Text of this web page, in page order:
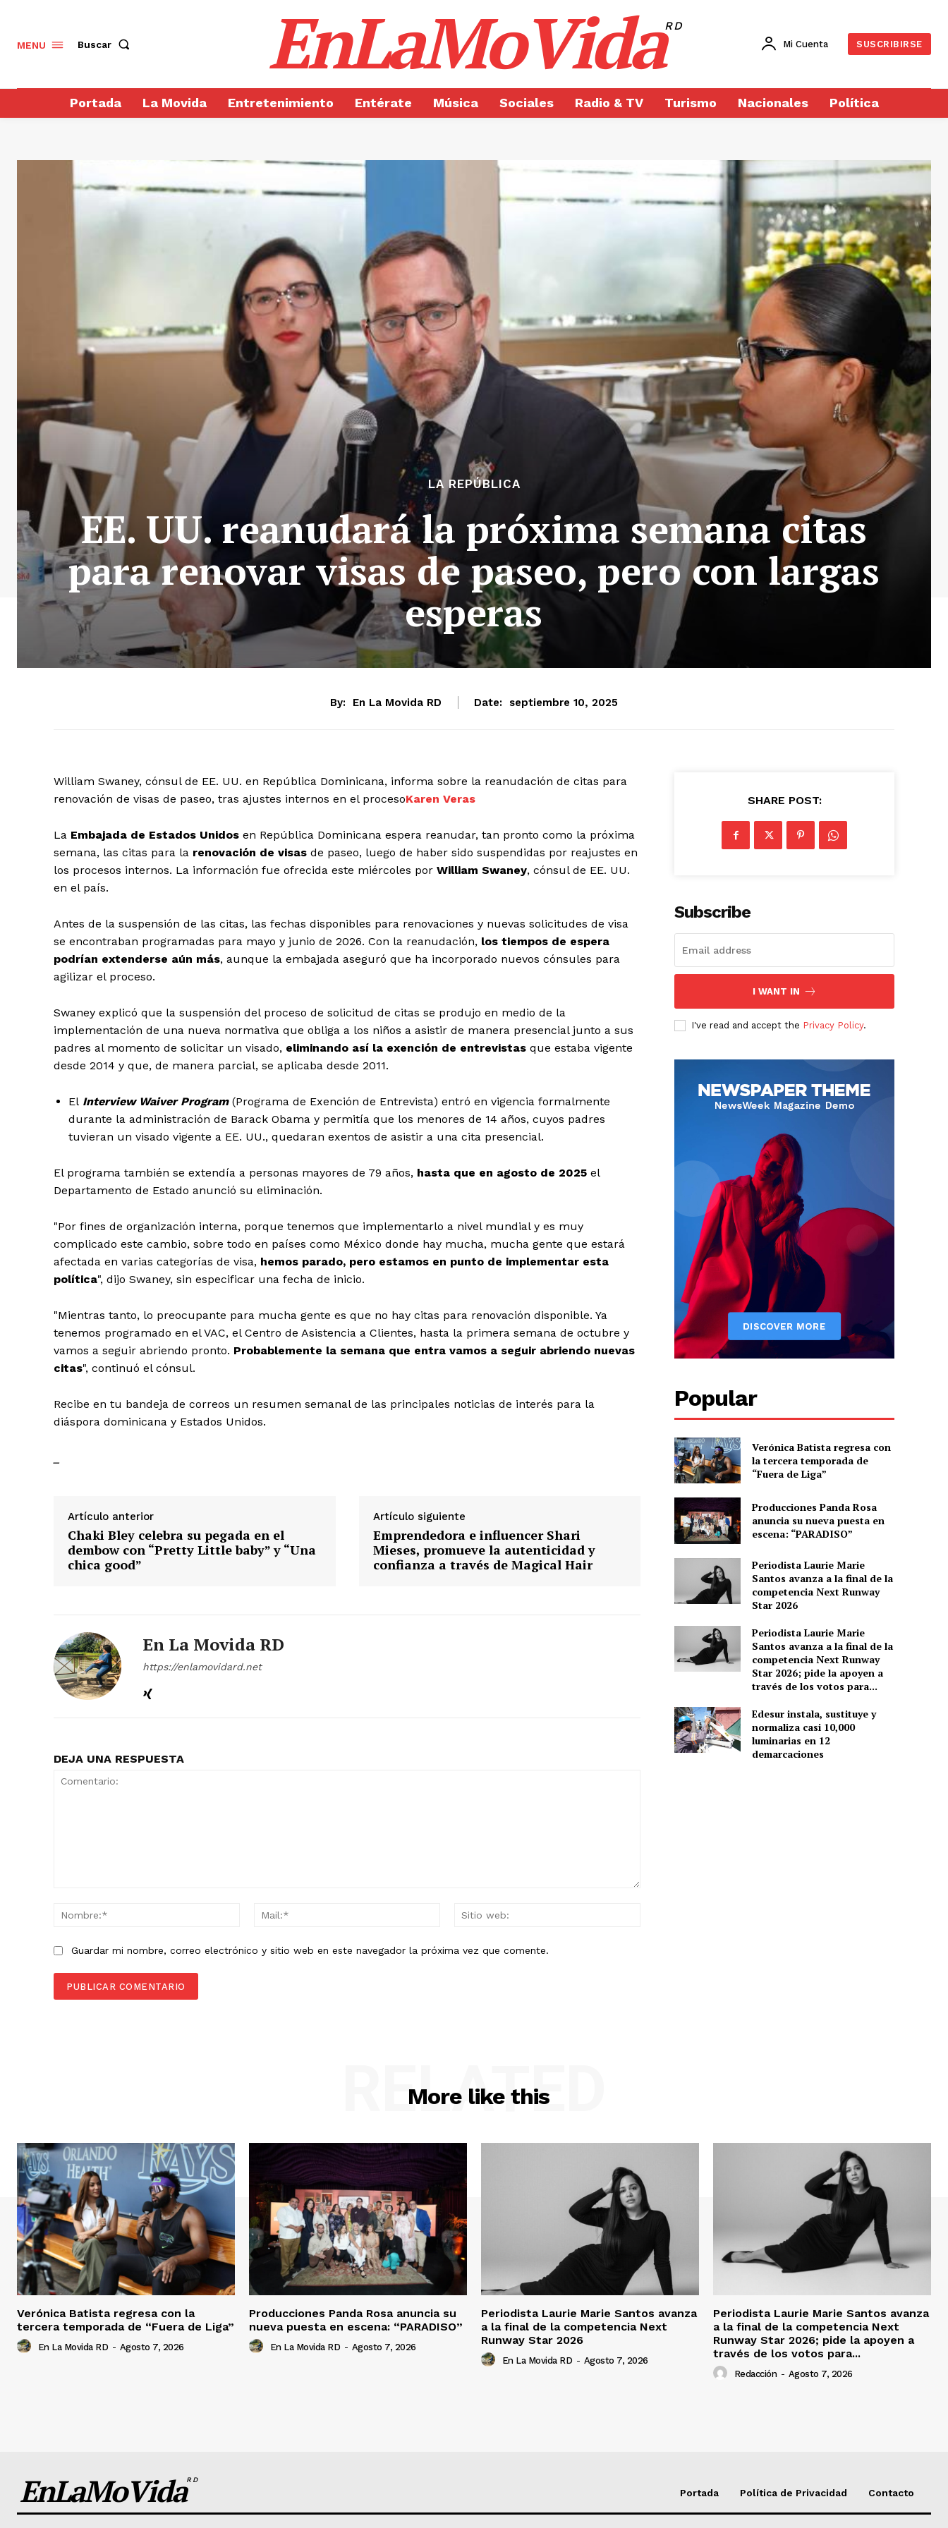
Día de Leyendas
Albert Pujols
Albert Pujols
Albert Pujols
MENU Buscar EnLaMoVidaRD
Mi Cuenta SUSCRIBIRSE
Portada La Movida Entretenimiento Entérate Música Sociales Radio & TV Turismo Nacionales Política
LA REPÚBLICA
EE. UU. reanudará la próxima semana citas
para renovar visas de paseo, pero con largas
esperas
By: En La Movida RD Date: septiembre 10, 2025
William Swaney, cónsul de EE. UU. en República Dominicana, informa sobre la reanudación de citas para
renovación de visas de paseo, tras ajustes internos en el procesoKaren Veras
La Embajada de Estados Unidos en República Dominicana espera reanudar, tan pronto como la próxima
semana, las citas para la renovación de visas de paseo, luego de haber sido suspendidas por reajustes en
los procesos internos. La información fue ofrecida este miércoles por William Swaney, cónsul de EE. UU.
en el país.
Antes de la suspensión de las citas, las fechas disponibles para renovaciones y nuevas solicitudes de visa
se encontraban programadas para mayo y junio de 2026. Con la reanudación, los tiempos de espera
podrían extenderse aún más, aunque la embajada aseguró que ha incorporado nuevos cónsules para
agilizar el proceso.
Swaney explicó que la suspensión del proceso de solicitud de citas se produjo en medio de la
implementación de una nueva normativa que obliga a los niños a asistir de manera presencial junto a sus
padres al momento de solicitar un visado, eliminando así la exención de entrevistas que estaba vigente
desde 2014 y que, de manera parcial, se aplicaba desde 2011.
El Interview Waiver Program(Programa de Exención de Entrevista) entró en vigencia formalmente
durante la administración de Barack Obama y permitía que los menores de 14 años, cuyos padres
tuvieran un visado vigente a EE. UU., quedaran exentos de asistir a una cita presencial.
El programa también se extendía a personas mayores de 79 años, hasta que en agosto de 2025 el
Departamento de Estado anunció su eliminación.
"Por fines de organización interna, porque tenemos que implementarlo a nivel mundial y es muy
complicado este cambio, sobre todo en países como México donde hay mucha, mucha gente que estará
afectada en varias categorías de visa, hemos parado, pero estamos en punto de implementar esta
política", dijo Swaney, sin especificar una fecha de inicio.
"Mientras tanto, lo preocupante para mucha gente es que no hay citas para renovación disponible. Ya
tenemos programado en el VAC, el Centro de Asistencia a Clientes, hasta la primera semana de octubre y
vamos a seguir abriendo pronto. Probablemente la semana que entra vamos a seguir abriendo nuevas
citas", continuó el cónsul.
Recibe en tu bandeja de correos un resumen semanal de las principales noticias de interés para la
diáspora dominicana y Estados Unidos.
Artículo anterior
Chaki Bley celebra su pegada en el
dembow con “Pretty Little baby” y “Una
chica good”
Artículo siguiente
Emprendedora e influencer Shari
Mieses, promueve la autenticidad y
confianza a través de Magical Hair
En La Movida RD
https://enlamovidard.net
DEJA UNA RESPUESTA
Nombre:*
Mail:*
Guardar mi nombre, correo electrónico y sitio web en este navegador la próxima vez que comente.
SHARE POST:
Subscribe
I WANT IN
I've read and accept the Privacy Policy.
Popular
Verónica Batista regresa con
la tercera temporada de
“Fuera de Liga”
Producciones Panda Rosa
anuncia su nueva puesta en
escena: “PARADISO”
Periodista Laurie Marie
Santos avanza a la final de la
competencia Next Runway
Star 2026
Periodista Laurie Marie
Santos avanza a la final de la
competencia Next Runway
Star 2026; pide la apoyen a
través de los votos para...
Edesur instala, sustituye y
normaliza casi 10,000
luminarias en 12
demarcaciones
More like this
RELATED
Verónica Batista regresa con la
tercera temporada de “Fuera de Liga”
En La Movida RD - Agosto 7, 2026
Producciones Panda Rosa anuncia su
nueva puesta en escena: “PARADISO”
En La Movida RD - Agosto 7, 2026
Periodista Laurie Marie Santos avanza
a la final de la competencia Next
Runway Star 2026
En La Movida RD - Agosto 7, 2026
Periodista Laurie Marie Santos avanza
a la final de la competencia Next
Runway Star 2026; pide la apoyen a
través de los votos para...
Redacción - Agosto 7, 2026
EnLaMoVidaRD
Portada Política de Privacidad Contacto